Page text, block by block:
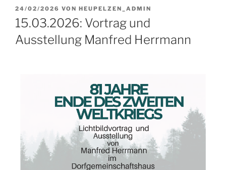
24/02/2026 VON HEUPELZEN_ADMIN
15.03.2026: Vortrag und
Ausstellung Manfred Herrmann